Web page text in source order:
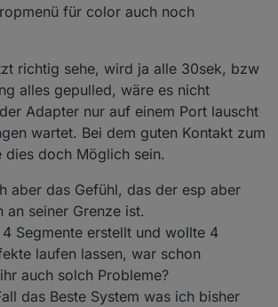
die JSON-API und die gabs vorher
für color auch noch
richtig sehe, wird ja alle 30sek, bzw
alles gepulled, wäre es nicht
Adapter nur auf einem Port lauscht
wartet. Bei dem guten Kontakt zum
dies doch Möglich sein.
aber das Gefühl, das der esp aber
an seiner Grenze ist.
Segmente erstellt und wollte 4
laufen lassen, war schon
auch solch Probleme?
das Beste System was ich bisher